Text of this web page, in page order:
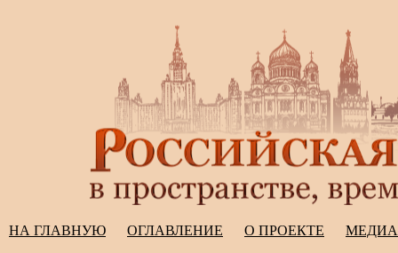
НА ГЛАВНУЮ ОГЛАВЛЕНИЕ О ПРОЕКТЕ